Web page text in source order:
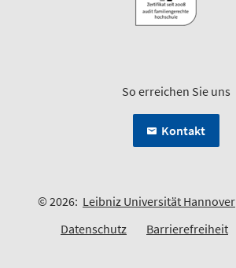
So erreichen Sie uns
Kontakt
© 2026: Leibniz Universität Hannover
Datenschutz
Barrierefreiheit